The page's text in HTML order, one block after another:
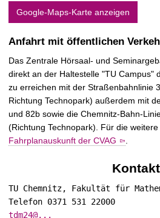
Google-Maps-Karte anzeigen
Anfahrt mit öffentlichen
Das Zentrale Hörsaal- und
direkt an der Haltestelle "TU Campus"
zu erreichen mit der Straßenbahnlinie
Richtung Technopark) außerdem mit
und 82b sowie die Chemnitz-Bahn-
(Richtung Technopark). Für die
Fahrplanauskunft der CVAG
Kontakt
TU Chemnitz, Fakultät für
Telefon 0371 531 22000
tdm24@...